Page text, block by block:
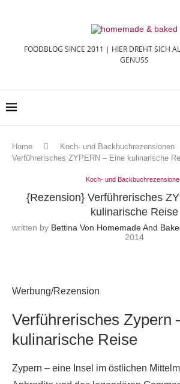
FOODBLOG SINCE 2011 | HIER DREHT SICH
GENUSS
Home Koch- und Backbuchrezensionen
Verführerisches ZYPERN – Eine kulinarische
Koch- und
{Rezension} Verführerisches
kulinarische Reise
written by Bettina Von Homemade And
2014
Werbung/Rezension
Verführerisches Zypern
kulinarische Reise
Zypern – eine Insel im östlichen